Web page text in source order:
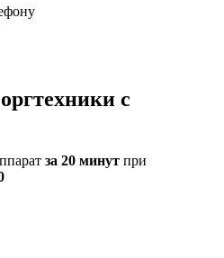
с
за 20 минут при